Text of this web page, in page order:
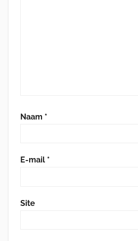
Naam *
E-mail *
Site